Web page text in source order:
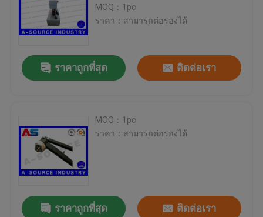
MOQ：1pc
ราคา：สามารถต่อรองได้
ราคาถูกที่สุด ติดต่อเรา
MOQ：1pc
ราคา：สามารถต่อรองได้
ราคาถูกที่สุด ติดต่อเรา